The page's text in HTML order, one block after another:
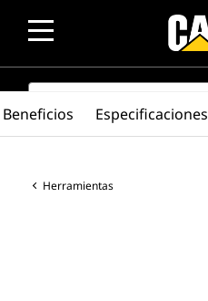
SEARCH
Herramientas
Beneficios Especificaciones